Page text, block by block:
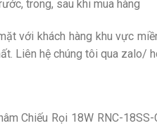
trong, sau khi mua hàng
với khách hàng khu vực
Liên hệ chúng tôi qua zalo/
Chiếu Rọi 18W RNC-